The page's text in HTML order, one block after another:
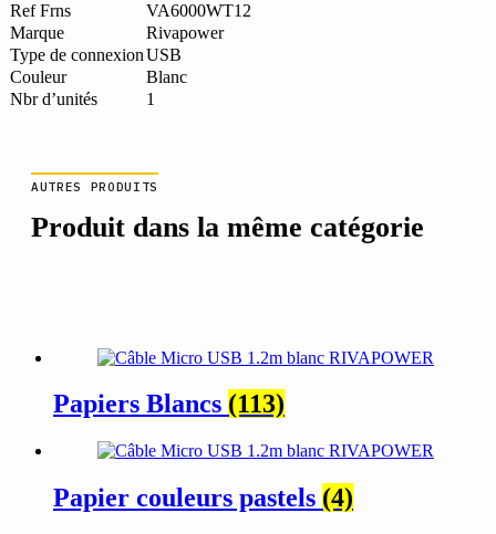
Ref Frns
VA6000WT12
Marque
Rivapower
Type de connexionUSB
Couleur
Blanc
Nbr d’unités
1
AUTRES PRODUITS
Produit dans la même catégorie
Papiers Blancs (113)
Papier couleurs pastels (4)